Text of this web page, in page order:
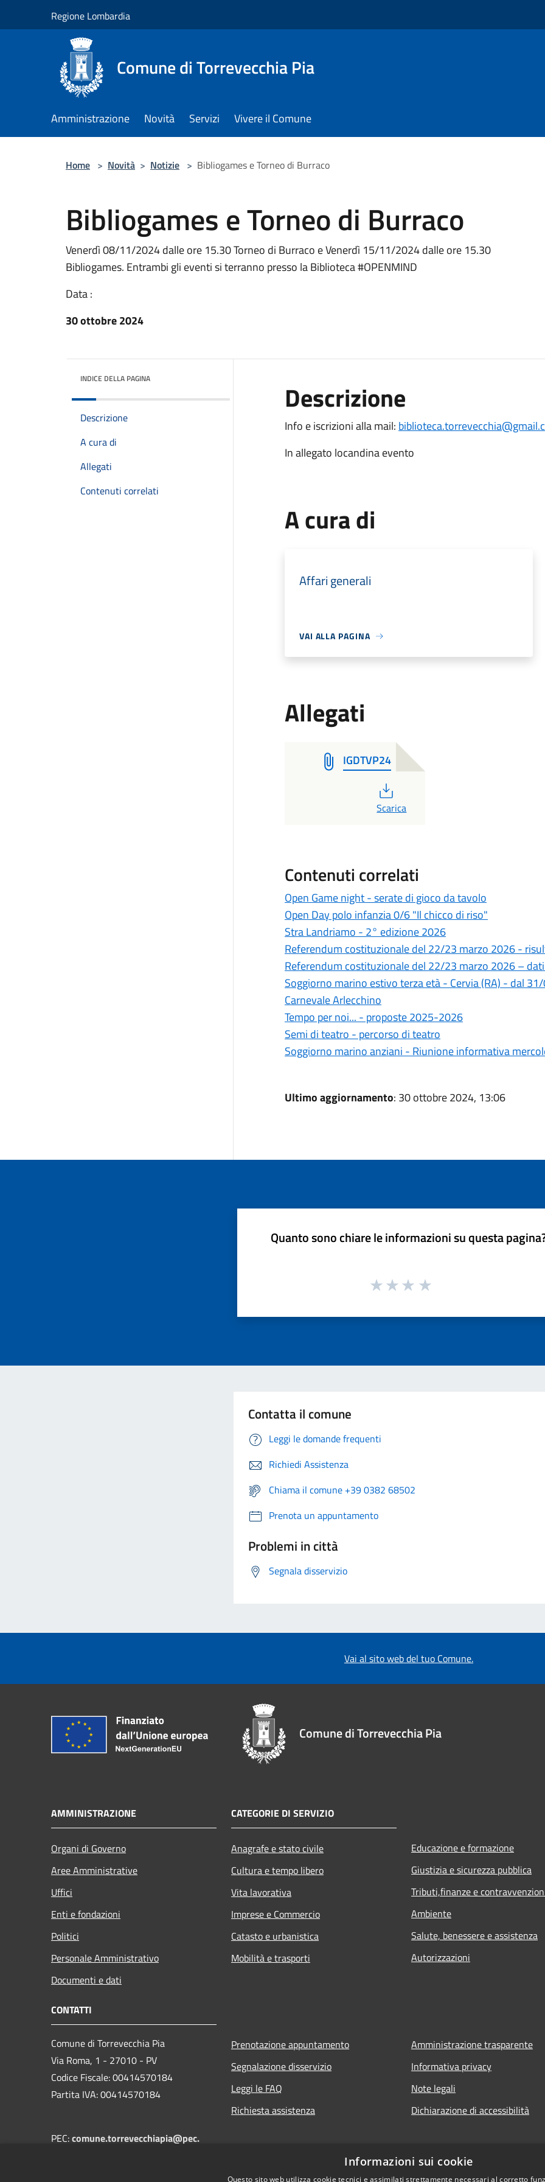
Regione Lombardia
Comune di Torrevecchia Pia
Amministrazione Novità Servizi Vivere il Comune
Home > Novità > Notizie > Bibliogames e Torneo di Burraco
Bibliogames e Torneo di Burraco
Venerdì 08/11/2024 dalle ore 15.30 Torneo di Burraco e Venerdì 15/11/2024 dalle ore 15.30
Bibliogames. Entrambi gli eventi si terranno presso la Biblioteca #OPENMIND
Data :
30 ottobre 2024
INDICE DELLA PAGINA
Descrizione
A cura di
Allegati
Contenuti correlati
Descrizione
Info e iscrizioni alla mail:
In allegato locandina evento
A cura di
Affari generali
VAI ALLA PAGINA
Allegati
IGDTVP24
PDF
Scarica
Contenuti correlati
Open Game night - serate di gioco da tavolo
Open Day polo infanzia 0/6 "Il chicco di riso"
Stra Landriamo - 2° edizione 2026
Referendum costituzionale del 22/23 marzo 2026 -
Referendum costituzionale del 22/23 marzo 2026 –
Soggiorno marino estivo terza età - Cervia (RA) - dal
Carnevale Arlecchino
Tempo per noi... - proposte 2025-2026
Semi di teatro - percorso di teatro
Soggiorno marino anziani - Riunione informativa
Ultimo aggiornamento: 30 ottobre 2024, 13:06
Quanto sono chiare le informazioni su questa
Contatta il comune
Leggi le domande frequenti
Richiedi Assistenza
Chiama il comune +39 0382 68502
Prenota un appuntamento
Problemi in città
Segnala disservizio
Vai al sito web del tuo Comune.
Comune di Torrevecchia Pia
AMMINISTRAZIONE
Organi di Governo
Aree Amministrative
Uffici
Enti e fondazioni
Politici
Personale Amministrativo
Documenti e dati
CATEGORIE DI SERVIZIO
Anagrafe e stato civile
Cultura e tempo libero
Vita lavorativa
Imprese e Commercio
Catasto e urbanistica
Mobilità e trasporti
Educazione e formazione
Giustizia e sicurezza pubblica
Tributi,finanze e
Ambiente
Salute, benessere e assistenza
Autorizzazioni
CONTATTI
Comune di Torrevecchia Pia
Via Roma, 1 - 27010 - PV
Codice Fiscale: 00414570184
Partita IVA: 00414570184
PEC:comune.torrevecchiapia@pec.
Prenotazione appuntamento
Segnalazione disservizio
Leggi le FAQ
Richiesta assistenza
Amministrazione trasparente
Informativa privacy
Note legali
Dichiarazione di accessibilità
Informazioni sui cookie
Questo sito web utilizza cookie tecnici e assimilati strettamente necessari al corretto